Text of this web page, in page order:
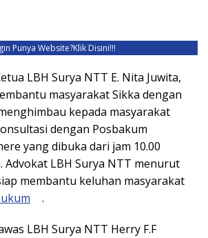
Punya Website?Klik Disini!!!
LBH Surya NTT E. Nita Juwita,
masyarakat Sikka dengan
kepada masyarakat
dengan Posbakum
yang dibuka dari jam 10.00
Advokat LBH Surya NTT menurut
membantu keluhan masyarakat
.
LBH Surya NTT Herry F.F